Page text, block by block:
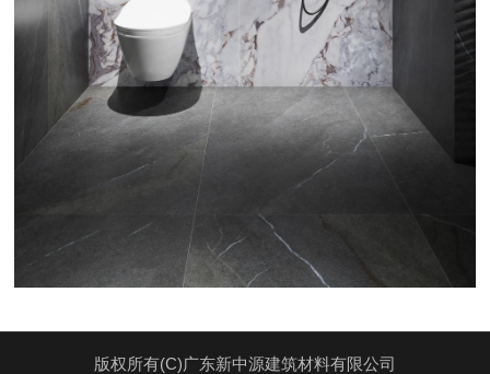
版权所有(C)广东新中源建筑材料有限公司